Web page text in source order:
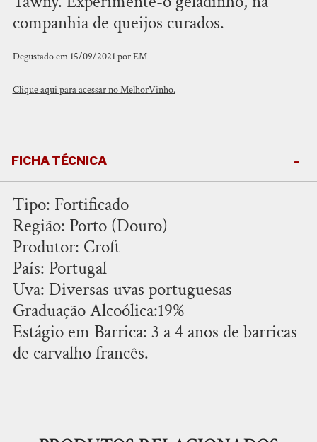
companhia de queijos curados.
Degustado em 15/09/2021 por EM
Clique aqui para acessar no MelhorVinho.
FICHA TÉCNICA
Tipo: Fortificado
Região: Porto (Douro)
Produtor: Croft
País: Portugal
Uva: Diversas uvas portuguesas
Graduação Alcoólica:19%
Estágio em Barrica: 3 a 4 anos de barricas
de carvalho francês.